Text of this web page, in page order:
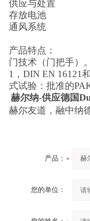
供应与处置
存放电池
通风系统
产品特点：
门技术（门把手）
1，DIN EN 16121
式试验：批准的
赫尔纳-供应德国
赫尔友道，融中纳
产品：
您的单位：